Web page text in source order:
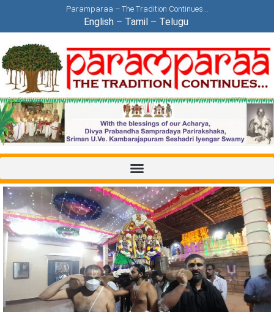
Paramparaa – The Tradition Continues…
English– Tamil– Telugu